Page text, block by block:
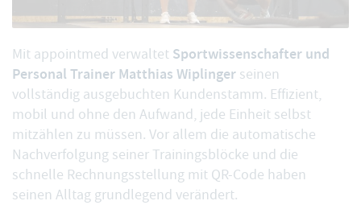
Mit appointmed verwaltet Sportwissenschafter und
Personal Trainer Matthias Wiplinger seinen
vollständig ausgebuchten Kundenstamm. Effizient,
mobil und ohne den Aufwand, jede Einheit selbst
mitzählen zu müssen. Vor allem die automatische
Nachverfolgung seiner Trainingsblöcke und die
schnelle Rechnungsstellung mit QR-Code haben
seinen Alltag grundlegend verändert.